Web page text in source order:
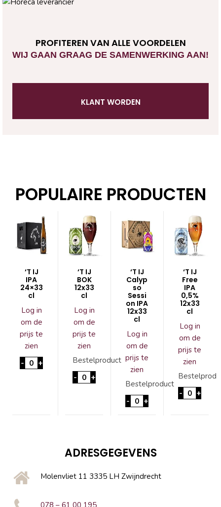
PROFITEREN VAN ALLE VOORDELEN
WIJ GAAN GRAAG DE SAMENWERKING AAN!
KLANT WORDEN
POPULAIRE PRODUCTEN
‘T IJ
IPA
24×33
cl
Log in
om de
prijs te
zien
-'T IJ IPA 24x33 cl aantal
+
‘T IJ
BOK
12x33
cl
Log in
om de
prijs te
zien
Bestelproduct
-'T IJ BOK 12x33cl aantal
+
‘T IJ
Calyp
so
Sessi
on IPA
12x33
cl
Log in
om de
prijs te
zien
Bestelproduct
-'T IJ Calypso Session
+
‘T IJ
Free
IPA
0,5%
12x33
cl
Log in
om de
prijs te
zien
-'T IJ Free
+
ADRESGEGEVENS
Molenvliet 11 3335 LH Zwijndrecht